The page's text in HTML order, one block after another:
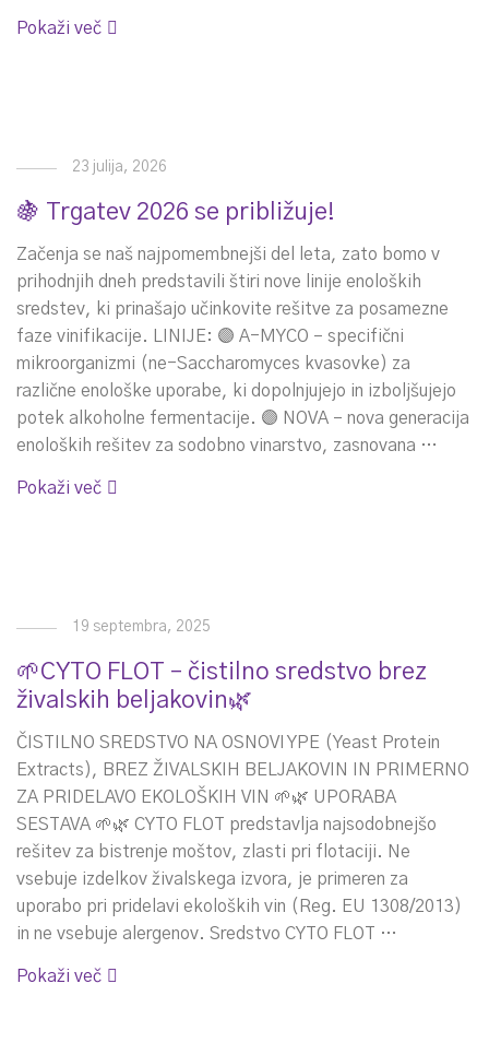
Pokaži več
23 julija, 2026
🍇 Trgatev 2026 se približuje!
Začenja se naš najpomembnejši del leta, zato bomo v
prihodnjih dneh predstavili štiri nove linije enoloških
sredstev, ki prinašajo učinkovite rešitve za posamezne
faze vinifikacije. LINIJE: 🟣 A-MYCO – specifični
mikroorganizmi (ne-Saccharomyces kvasovke) za
različne enološke uporabe, ki dopolnjujejo in izboljšujejo
potek alkoholne fermentacije. 🟣 NOVA – nova generacija
enoloških rešitev za sodobno vinarstvo, zasnovana …
Pokaži več
19 septembra, 2025
🌱CYTO FLOT – čistilno sredstvo brez
živalskih beljakovin🌿
ČISTILNO SREDSTVO NA OSNOVI YPE (Yeast Protein
Extracts), BREZ ŽIVALSKIH BELJAKOVIN IN PRIMERNO
ZA PRIDELAVO EKOLOŠKIH VIN 🌱🌿 UPORABA
SESTAVA 🌱🌿 CYTO FLOT predstavlja najsodobnejšo
rešitev za bistrenje moštov, zlasti pri flotaciji. Ne
vsebuje izdelkov živalskega izvora, je primeren za
uporabo pri pridelavi ekoloških vin (Reg. EU 1308/2013)
in ne vsebuje alergenov. Sredstvo CYTO FLOT …
Pokaži več